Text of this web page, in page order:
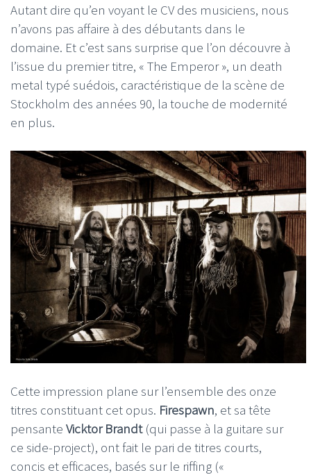
Autant dire qu’en voyant le CV des musiciens, nous
n’avons pas affaire à des débutants dans le
domaine. Et c’est sans surprise que l’on découvre à
l’issue du premier titre, « The Emperor », un death
metal typé suédois, caractéristique de la scène de
Stockholm des années 90, la touche de modernité
en plus.
Cette impression plane sur l’ensemble des onze
titres constituant cet opus. Firespawn, et sa tête
pensante Vicktor Brandt(qui passe à la guitare sur
ce side-project), ont fait le pari de titres courts,
concis et efficaces, basés sur le riffing («